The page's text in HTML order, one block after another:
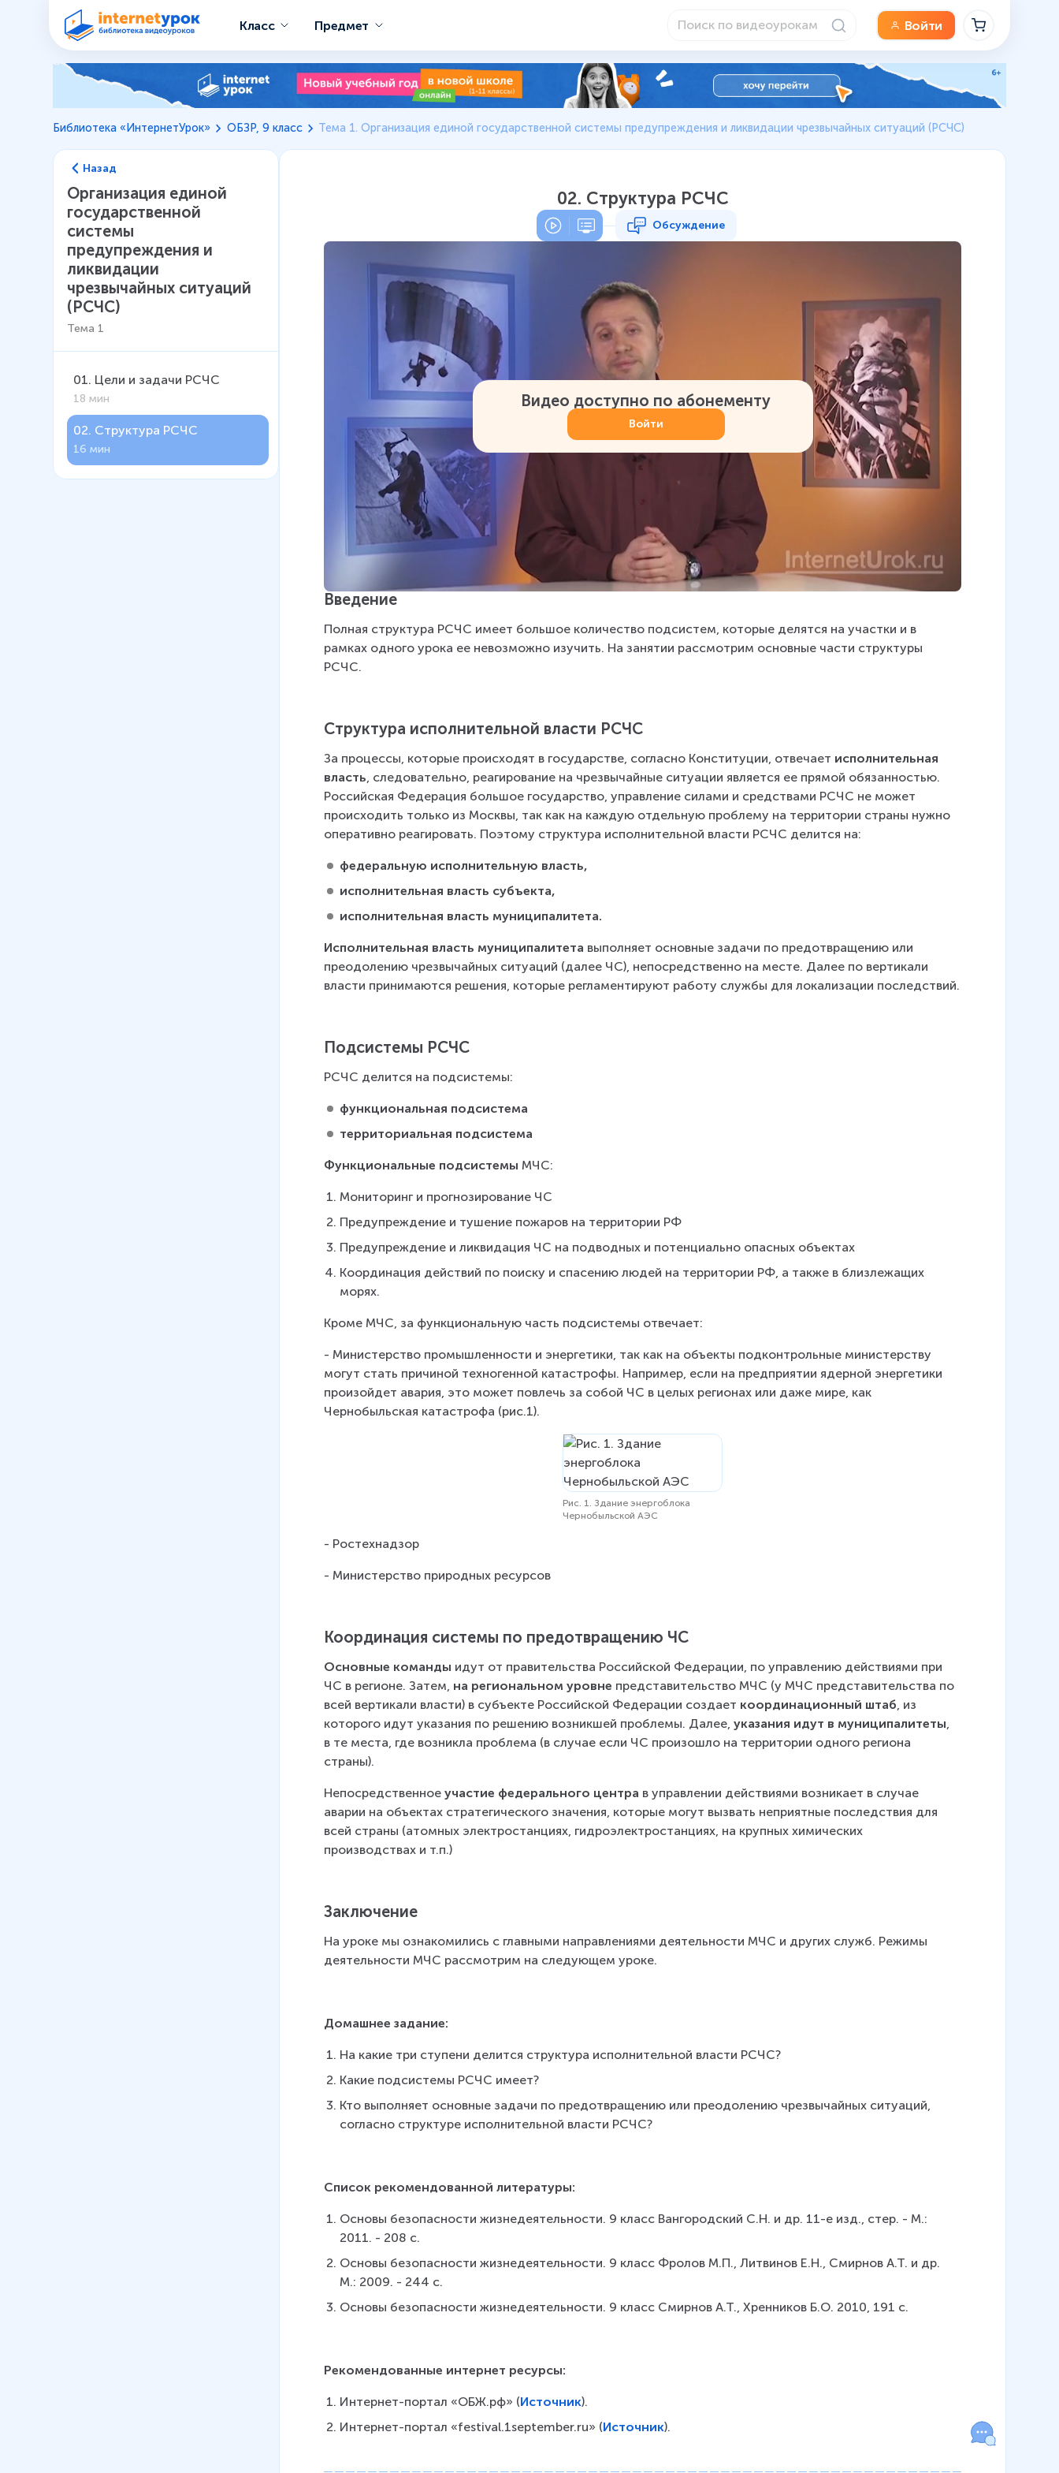
Класс Предмет Войти
Библиотека «ИнтернетУрок» ОБЗР, 9 класс Тема 1. Организация единой государственной системы предупреждения и ликвидации чрезвычайных ситуаций (РСЧС)
Назад
Организация единой
государственной
системы
предупреждения и
ликвидации
чрезвычайных ситуаций
(РСЧС)
Тема 1
01. Цели и задачи РСЧС
18 мин
02. Структура РСЧС
16 мин
02. Структура РСЧС
Обсуждение
Видео доступно по абонементу
Войти
Введение
Полная структура РСЧС имеет большое количество подсистем, которые делятся на участки и в
рамках одного урока ее невозможно изучить. На занятии рассмотрим основные части структуры
РСЧС.
Структура исполнительной власти РСЧС
За процессы, которые происходят в государстве, согласно Конституции, отвечает исполнительная
власть, следовательно, реагирование на чрезвычайные ситуации является ее прямой обязанностью.
Российская Федерация большое государство, управление силами и средствами РСЧС не может
происходить только из Москвы, так как на каждую отдельную проблему на территории страны нужно
оперативно реагировать. Поэтому структура исполнительной власти РСЧС делится на:
федеральную исполнительную власть,
исполнительная власть субъекта,
исполнительная власть муниципалитета.
Исполнительная власть муниципалитета выполняет основные задачи по предотвращению или
преодолению чрезвычайных ситуаций (далее ЧС), непосредственно на месте. Далее по вертикали
власти принимаются решения, которые регламентируют работу службы для локализации последствий.
Подсистемы РСЧС
РСЧС делится на подсистемы:
функциональная подсистема
территориальная подсистема
Функциональные подсистемы МЧС:
Мониторинг и прогнозирование ЧС
Предупреждение и тушение пожаров на территории РФ
Предупреждение и ликвидация ЧС на подводных и потенциально опасных объектах
Координация действий по поиску и спасению людей на территории РФ, а также в близлежащих
морях.
Кроме МЧС, за функциональную часть подсистемы отвечает:
- Министерство промышленности и энергетики, так как на объекты подконтрольные министерству
могут стать причиной техногенной катастрофы. Например, если на предприятии ядерной энергетики
произойдет авария, это может повлечь за собой ЧС в целых регионах или даже мире, как
Чернобыльская катастрофа (рис.1).
Рис. 1. Здание энергоблока
Чернобыльской АЭС
- Ростехнадзор
- Министерство природных ресурсов
Координация системы по предотвращению ЧС
Основные команды идут от правительства Российской Федерации, по управлению действиями при
ЧС в регионе. Затем, на региональном уровне представительство МЧС (у МЧС представительства по
всей вертикали власти) в субъекте Российской Федерации создает координационный штаб, из
которого идут указания по решению возникшей проблемы. Далее, указания идут в муниципалитеты,
в те места, где возникла проблема (в случае если ЧС произошло на территории одного региона
страны).
Непосредственное участие федерального центра в управлении действиями возникает в случае
аварии на объектах стратегического значения, которые могут вызвать неприятные последствия для
всей страны (атомных электростанциях, гидроэлектростанциях, на крупных химических
производствах и т.п.)
Заключение
На уроке мы ознакомились с главными направлениями деятельности МЧС и других служб. Режимы
деятельности МЧС рассмотрим на следующем уроке.
Домашнее задание:
На какие три ступени делится структура исполнительной власти РСЧС?
Какие подсистемы РСЧС имеет?
Кто выполняет основные задачи по предотвращению или преодолению чрезвычайных ситуаций,
согласно структуре исполнительной власти РСЧС?
Список рекомендованной литературы:
Основы безопасности жизнедеятельности. 9 класс Вангородский С.Н. и др. 11-е изд., стер. - М.:
2011. - 208 с.
Основы безопасности жизнедеятельности. 9 класс Фролов М.П., Литвинов Е.Н., Смирнов А.Т. и др.
М.: 2009. - 244 с.
Основы безопасности жизнедеятельности. 9 класс Смирнов А.Т., Хренников Б.О. 2010, 191 с.
Рекомендованные интернет ресурсы:
Интернет-портал «ОБЖ.рф» (Источник).
Интернет-портал «festival.1september.ru» (Источник).